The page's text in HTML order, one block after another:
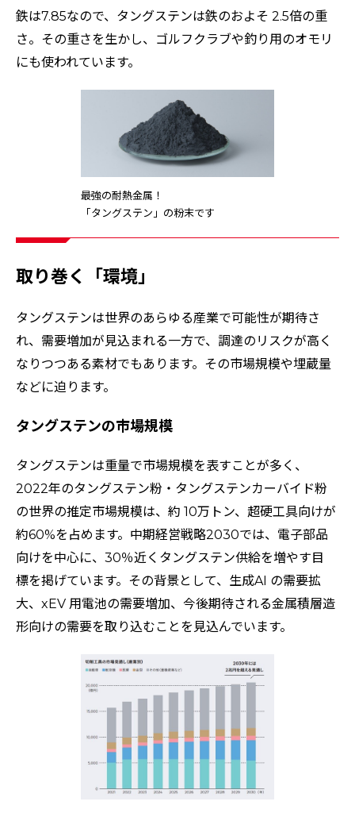
鉄は7.85なので、タングステンは鉄のおよそ 2.5倍の重
さ。その重さを生かし、ゴルフクラブや釣り用のオモリ
にも使われています。
最強の耐熱金属！
「タングステン」の粉末です
取り巻く「環境」
タングステンは世界のあらゆる産業で可能性が期待さ
れ、需要増加が見込まれる一方で、調達のリスクが高く
なりつつある素材でもあります。その市場規模や埋蔵量
などに迫ります。
タングステンの市場規模
タングステンは重量で市場規模を表すことが多く、
2022年のタングステン粉・タングステンカーバイド粉
の世界の推定市場規模は、約 10万トン、超硬工具向けが
約60%を占めます。中期経営戦略2030では、電子部品
向けを中心に、30％近くタングステン供給を増やす目
標を掲げています。その背景として、生成AI の需要拡
大、xEV 用電池の需要増加、今後期待される金属積層造
形向けの需要を取り込むことを見込んでいます。